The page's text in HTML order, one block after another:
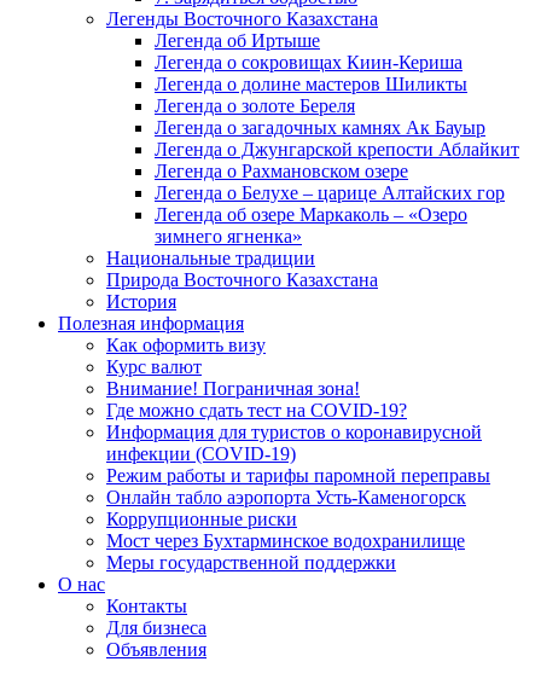
Легенды Восточного Казахстана
Легенда об Иртыше
Легенда о сокровищах Киин-Кериша
Легенда о долине мастеров Шиликты
Легенда о золоте Береля
Легенда о загадочных камнях Ак Бауыр
Легенда о Джунгарской крепости Аблайкит
Легенда о Рахмановском озере
Легенда о Белухе – царице Алтайских гор
Легенда об озере Маркаколь – «Озеро
зимнего ягненка»
Национальные традиции
Природа Восточного Казахстана
История
Полезная информация
Как оформить визу
Курс валют
Внимание! Пограничная зона!
Где можно сдать тест на COVID-19?
Информация для туристов о коронавирусной
инфекции (COVID-19)
Режим работы и тарифы паромной переправы
Онлайн табло аэропорта Усть-Каменогорск
Коррупционные риски
Мост через Бухтарминское водохранилище
Меры государственной поддержки
О нас
Контакты
Для бизнеса
Объявления